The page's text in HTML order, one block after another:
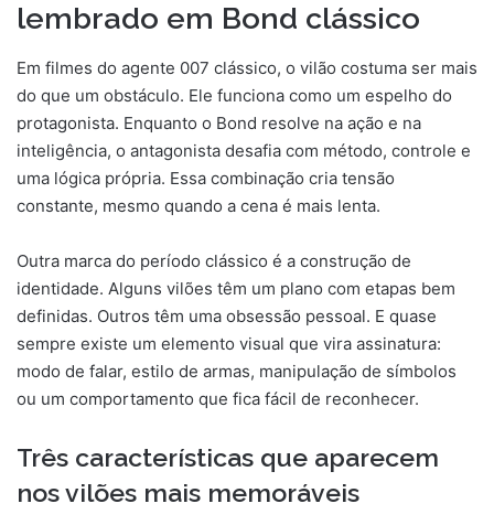
lembrado em Bond clássico
Em filmes do agente 007 clássico, o vilão costuma ser mais
do que um obstáculo. Ele funciona como um espelho do
protagonista. Enquanto o Bond resolve na ação e na
inteligência, o antagonista desafia com método, controle e
uma lógica própria. Essa combinação cria tensão
constante, mesmo quando a cena é mais lenta.
Outra marca do período clássico é a construção de
identidade. Alguns vilões têm um plano com etapas bem
definidas. Outros têm uma obsessão pessoal. E quase
sempre existe um elemento visual que vira assinatura:
modo de falar, estilo de armas, manipulação de símbolos
ou um comportamento que fica fácil de reconhecer.
Três características que aparecem
nos vilões mais memoráveis